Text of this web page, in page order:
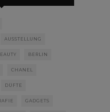
AUSSTELLUNG
BERLIN
CHANEL
DÜFTE
GADGETS